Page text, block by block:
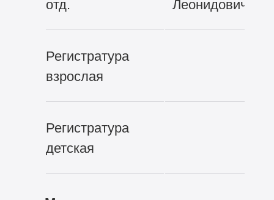
отд.
Леонидович
Регистратура
взрослая
Регистратура
детская